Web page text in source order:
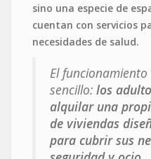
sino una especie de
cuentan con servicios
necesidades de salud.
El
sencillo: los
alquilar una
de viviendas
para cubrir sus